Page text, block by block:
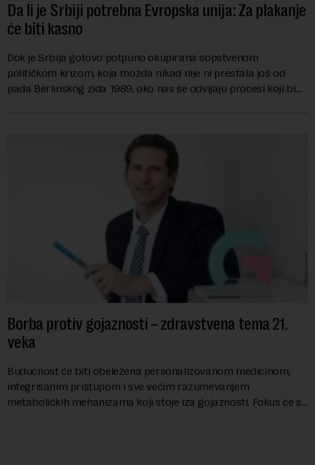
Da li je Srbiji potrebna Evropska unija: Za plakanje
će biti kasno
Dok je Srbija gotovo potpuno okupirana sopstvenom
političkom krizom, koja možda nikad nije ni prestala još od
pada Berlinskog zida 1989, oko nas se odvijaju procesi koji bi
Borba protiv gojaznosti – zdravstvena tema 21.
veka
Budućnost će biti obeležena personalizovanom medicinom,
integrisanim pristupom i sve većim razumevanjem
metaboličkih mehanizama koji stoje iza gojaznosti. Fokus će se